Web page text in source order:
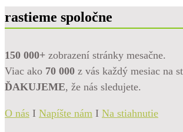
rastieme spoločne
150 000+ zobrazení stránky mesačne.
Viac ako 70 000 z vás každý mesiac na
ĎAKUJEME, že nás sledujete.
O nás I Napíšte nám I Na stiahnutie